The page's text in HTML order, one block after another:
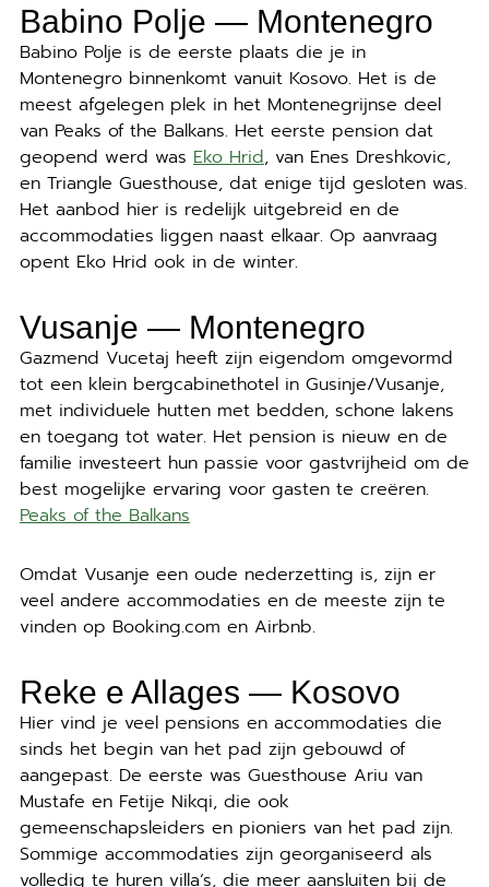
Babino Polje — Montenegro
Babino Polje is de eerste plaats die je in
Montenegro binnenkomt vanuit Kosovo. Het is de
meest afgelegen plek in het Montenegrijnse deel
van Peaks of the Balkans. Het eerste pension dat
geopend werd was Eko Hrid, van Enes Dreshkovic,
en Triangle Guesthouse, dat enige tijd gesloten was.
Het aanbod hier is redelijk uitgebreid en de
accommodaties liggen naast elkaar. Op aanvraag
opent Eko Hrid ook in de winter.
Vusanje — Montenegro
Gazmend Vucetaj heeft zijn eigendom omgevormd
tot een klein bergcabinethotel in Gusinje/Vusanje,
met individuele hutten met bedden, schone lakens
en toegang tot water. Het pension is nieuw en de
familie investeert hun passie voor gastvrijheid om de
best mogelijke ervaring voor gasten te creëren.
Peaks of the Balkans
Omdat Vusanje een oude nederzetting is, zijn er
veel andere accommodaties en de meeste zijn te
vinden op Booking.com en Airbnb.
Reke e Allages — Kosovo
Hier vind je veel pensions en accommodaties die
sinds het begin van het pad zijn gebouwd of
aangepast. De eerste was Guesthouse Ariu van
Mustafe en Fetije Nikqi, die ook
gemeenschapsleiders en pioniers van het pad zijn.
Sommige accommodaties zijn georganiseerd als
volledig te huren villa’s, die meer aansluiten bij de